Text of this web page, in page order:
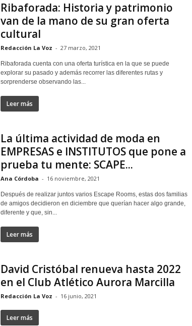
Ribaforada: Historia y patrimonio
van de la mano de su gran oferta
cultural
Redacción La Voz - 27 marzo, 2021
Ribaforada cuenta con una oferta turística en la que se puede
explorar su pasado y además recorrer las diferentes rutas y
sorprenderse observando las...
Leer más
La última actividad de moda en
EMPRESAS e INSTITUTOS que pone a
prueba tu mente: SCAPE...
Ana Córdoba - 16 noviembre, 2021
Después de realizar juntos varios Escape Rooms, estas dos familias
de amigos decidieron en diciembre que querían hacer algo grande,
diferente y que, sin...
Leer más
David Cristóbal renueva hasta 2022
en el Club Atlético Aurora Marcilla
Redacción La Voz - 16 junio, 2021
Leer más